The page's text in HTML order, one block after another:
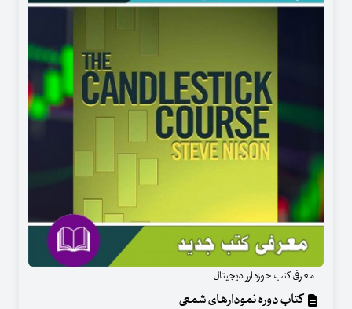
معرفی کتب حوزه ارز دیجیتال
کتاب دوره نمودارهای شمعی